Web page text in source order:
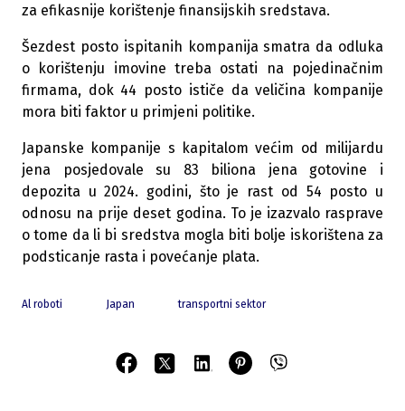
za efikasnije korištenje finansijskih sredstava.
Šezdest posto ispitanih kompanija smatra da odluka
o korištenju imovine treba ostati na pojedinačnim
firmama, dok 44 posto ističe da veličina kompanije
mora biti faktor u primjeni politike.
Japanske kompanije s kapitalom većim od milijardu
jena posjedovale su 83 biliona jena gotovine i
depozita u 2024. godini, što je rast od 54 posto u
odnosu na prije deset godina. To je izazvalo rasprave
o tome da li bi sredstva mogla biti bolje iskorištena za
podsticanje rasta i povećanje plata.
Al roboti Japan transportni sektor